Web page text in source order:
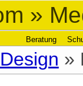
»
Beratung
»